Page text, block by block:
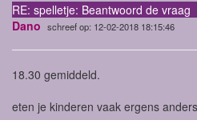
RE: spelletje: Beantwoord de vraag
Dano schreef op: 12-02-2018 18:15:46
18.30 gemiddeld.
eten je kinderen vaak ergens